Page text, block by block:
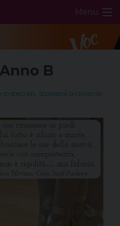
Menu
B
IO SONO RE». SOLENNITÀ DI CRISTO RE,